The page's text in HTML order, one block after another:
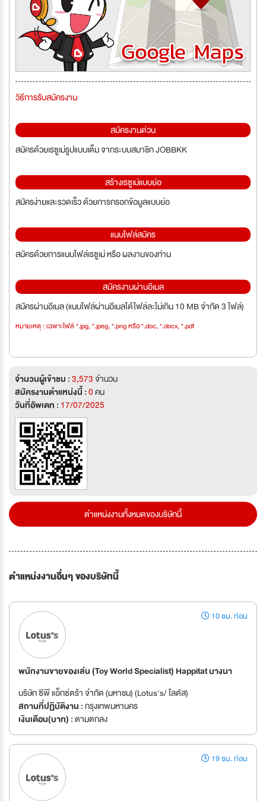
วิธีการรับสมัครงาน
สมัครงานด่วน
สมัครด้วยเรซูเม่รูปแบบเต็ม จากระบบสมาชิก JOBBKK
สร้างเรซูเม่แบบย่อ
สมัครง่ายและรวดเร็ว ด้วยการกรอกข้อมูลแบบย่อ
แนบไฟล์สมัคร
สมัครด้วยการแนบไฟล์เรซูเม่ หรือ ผลงานของท่าน
สมัครงานผ่านอีเมล
สมัครผ่านอีเมล (แนบไฟล์ผ่านอีเมลได้ไฟล์ละไม่เกิน 10 MB จำกัด 3 ไฟล์)
หมายเหตุ : เฉพาะไฟล์ *.jpg, *.jpeg, *.png หรือ *.doc, *.docx, *.pdf
จำนวนผู้เข้าชม :3,573จำนวน
สมัครงานตำแหน่งนี้ :0คน
วันที่อัพเดท : 17/07/2025
ตำแหน่งงานทั้งหมดของบริษัทนี้
ตำแหน่งงานอื่นๆ ของบริษัทนี้
10 ชม. ก่อน
พนักงานขายของเล่น (Toy World Specialist) Happitat บางนา
บริษัท ซีพี แอ็กซ์ตร้า จำกัด (มหาชน) (Lotus's/ โลตัส)
สถานที่ปฏิบัติงาน :กรุงเทพมหานคร
เงินเดือน(บาท) :ตามตกลง
19 ชม. ก่อน